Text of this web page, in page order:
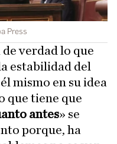
Press
de verdad lo que
estabilidad del
mismo en su idea
que tiene que
antes» se
porque, ha